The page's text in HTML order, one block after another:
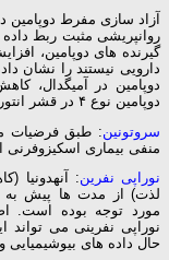
آزاد سازی مفرط دوپامین
روانپریشی مثبت ربط
دارویی نیستند را نشان
دوپامین در آمیگدال،
دوپامین نوع ۴ در قشر انتورینال مخ وجود دارد.
سروتونین: طبق فرضیات
منفی بیماری
نوراپی نفرین: آنهدونیا
لذت) از مدت ها پیش به
مورد توجه بوده است.
نوراپی نفرینی می تواند
حال داده های بیوشیمیایی